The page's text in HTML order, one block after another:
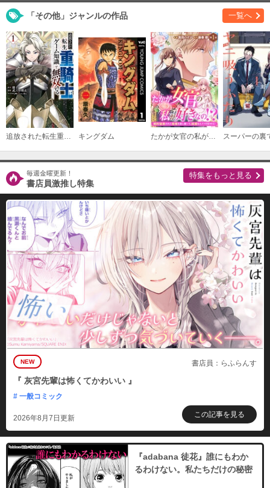
「その他」ジャンルの作品 一覧へ
キングダム
毎週金曜更新！
書店員激推し特集
特集をもっと見る
NEW 書店員：らふらんす
『 灰宮先輩は怖くてかわいい 』
# 一般コミック
2026年8月7日更新 この記事を見る
『adabana 徒花』誰にもわか
るわけない。私たちだけの秘密